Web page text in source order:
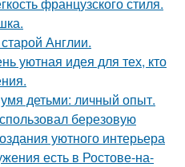
Англии.
уютная идея для тех, кто
детьми: личный опыт.
березовую
уютного интерьера
есть в Ростове-на-